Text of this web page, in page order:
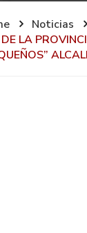
Noticias
LA